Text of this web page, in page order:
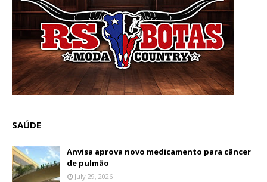
SAÚDE
Anvisa aprova novo medicamento para câncer
de pulmão
July 29, 2026